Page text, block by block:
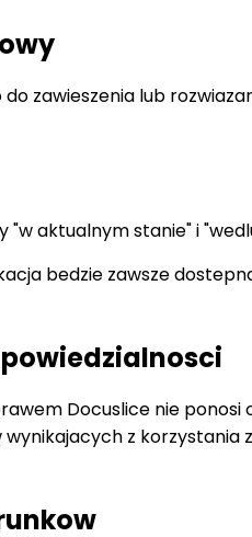
zawieszenia lub
"w aktualnym stanie" i
bedzie zawsze
Docuslice nie
z korzystania